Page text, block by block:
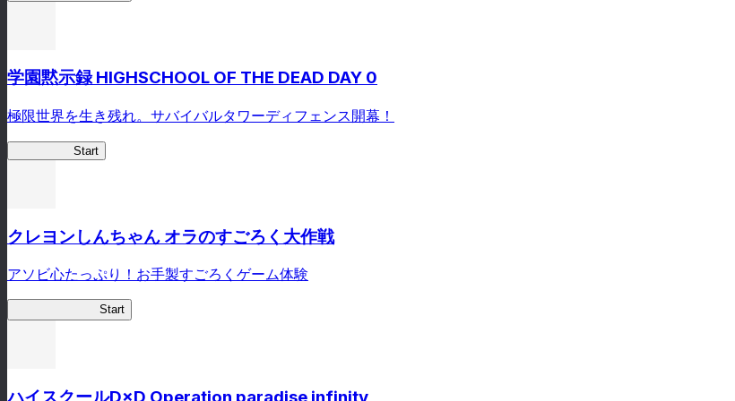
学園黙示録 HIGHSCHOOL OF THE DEAD DAY 0
極限世界を生き残れ。サバイバルタワーディフェンス開幕！
Start
クレヨンしんちゃん オラのすごろく大作戦
アソビ心たっぷり！お手製すごろくゲーム体験
Start